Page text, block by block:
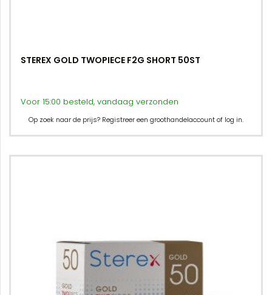
STEREX GOLD TWOPIECE F2G SHORT 50ST
Voor 15:00 besteld, vandaag verzonden
Op zoek naar de prijs? Registreer een groothandelaccount of log in.